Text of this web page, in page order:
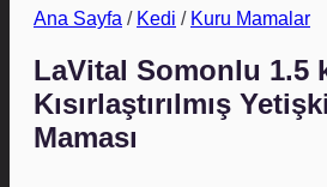
Ana Sayfa / Kedi / Kuru Mamalar
LaVital Somonlu 1.5
Kısırlaştırılmış
Maması